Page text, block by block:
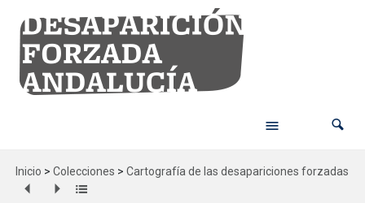
Inicio > Colecciones > Cartografía de las desapariciones forzadas